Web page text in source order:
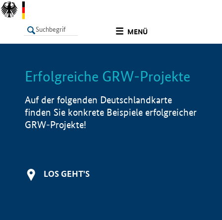
MENÜ
LISTE Info
Erfolgreiche GRW-Projekte
Auf der folgenden Deutschlandkarte
finden Sie konkrete Beispiele erfolgreicher
GRW-Projekte!
LOS GEHT'S